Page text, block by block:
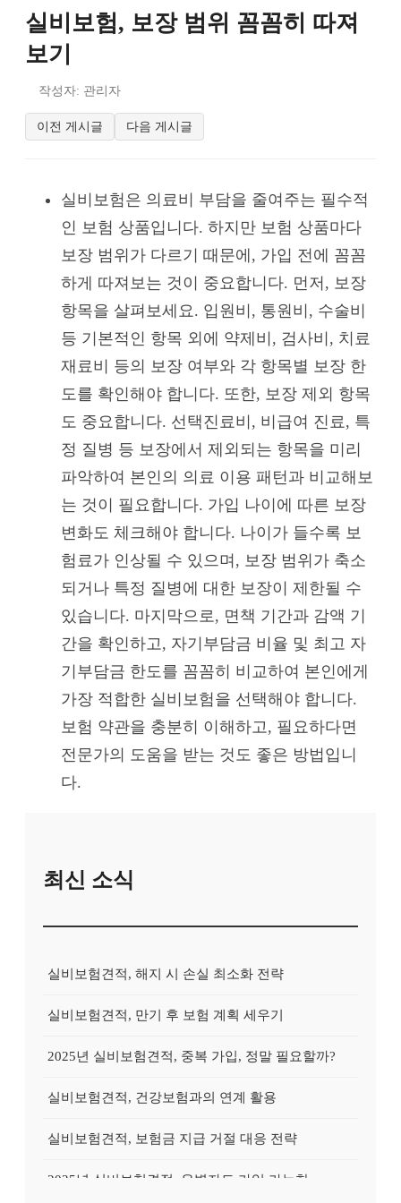
실비보험, 보장 범위 꼼꼼히 따져
보기
작성자: 관리자
이전 게시글 다음 게시글
실비보험은 의료비 부담을 줄여주는 필수적
인 보험 상품입니다. 하지만 보험 상품마다
보장 범위가 다르기 때문에, 가입 전에 꼼꼼
하게 따져보는 것이 중요합니다. 먼저, 보장
항목을 살펴보세요. 입원비, 통원비, 수술비
등 기본적인 항목 외에 약제비, 검사비, 치료
재료비 등의 보장 여부와 각 항목별 보장 한
도를 확인해야 합니다. 또한, 보장 제외 항목
도 중요합니다. 선택진료비, 비급여 진료, 특
정 질병 등 보장에서 제외되는 항목을 미리
파악하여 본인의 의료 이용 패턴과 비교해보
는 것이 필요합니다. 가입 나이에 따른 보장
변화도 체크해야 합니다. 나이가 들수록 보
험료가 인상될 수 있으며, 보장 범위가 축소
되거나 특정 질병에 대한 보장이 제한될 수
있습니다. 마지막으로, 면책 기간과 감액 기
간을 확인하고, 자기부담금 비율 및 최고 자
기부담금 한도를 꼼꼼히 비교하여 본인에게
가장 적합한 실비보험을 선택해야 합니다.
보험 약관을 충분히 이해하고, 필요하다면
전문가의 도움을 받는 것도 좋은 방법입니
다.
최신 소식
실비보험견적, 해지 시 손실 최소화 전략
실비보험견적, 만기 후 보험 계획 세우기
2025년 실비보험견적, 중복 가입, 정말 필요할까?
실비보험견적, 건강보험과의 연계 활용
실비보험견적, 보험금 지급 거절 대응 전략